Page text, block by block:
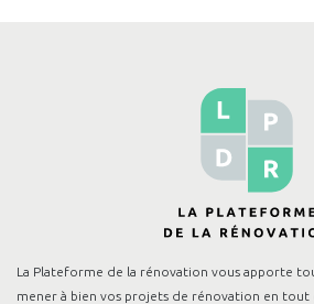
La Plateforme de la rénovation vous apporte
mener à bien vos projets de rénovation en tout